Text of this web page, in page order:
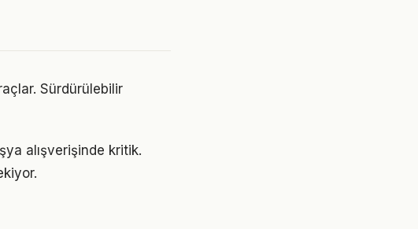
Sürdürülebilir
alışverişinde kritik.